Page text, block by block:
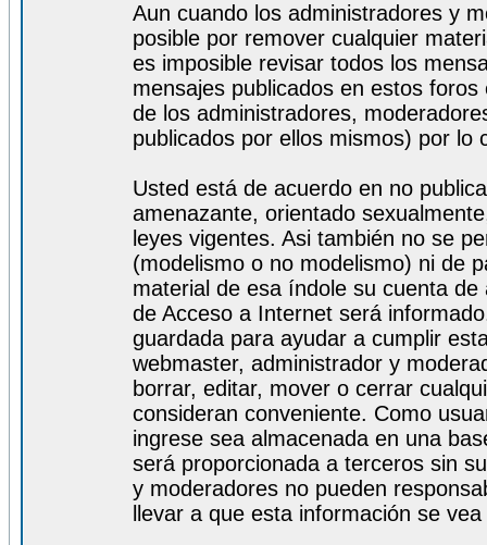
Aun cuando los administradores y
posible por remover cualquier
es imposible revisar todos los
mensajes publicados en estos
de los administradores,
publicados por ellos mismos) por lo
Usted está de acuerdo en no
amenazante, orientado
leyes vigentes. Asi también no se
(modelismo o no modelismo) ni de
material de esa índole su cuenta
de Acceso a Internet será
guardada para ayudar a cumplir
webmaster, administrador y
borrar, editar, mover o cerrar
consideran conveniente. Como
ingrese sea almacenada en una
será proporcionada a terceros sin
y moderadores no pueden
llevar a que esta información se